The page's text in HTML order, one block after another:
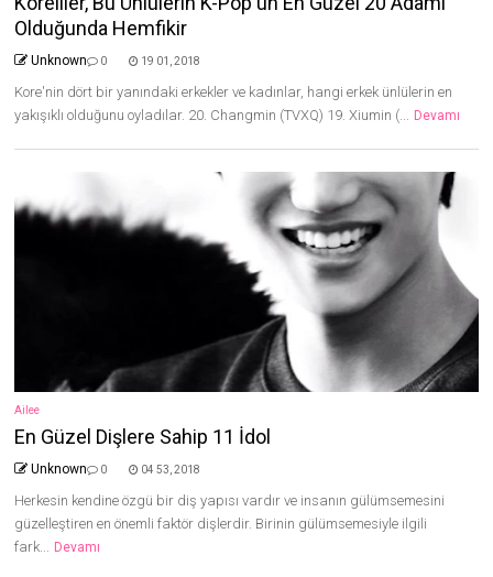
Olduğunda Hemfikir
Unknown 0 19 01, 2018
Kore'nin dört bir yanındaki erkekler ve kadınlar, hangi erkek ünlülerin en
yakışıklı olduğunu oyladılar. 20. Changmin (TVXQ) 19. Xiumin (... Devamı
Ailee
En Güzel Dişlere Sahip 11 İdol
Unknown 0 04 53, 2018
Herkesin kendine özgü bir diş yapısı vardır ve insanın gülümsemesini
güzelleştiren en önemli faktör dişlerdir. Birinin gülümsemesiyle ilgili
fark... Devamı